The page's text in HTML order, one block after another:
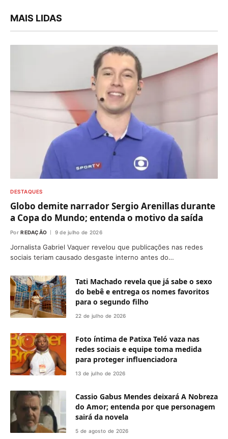
MAIS LIDAS
DESTAQUES
Globo demite narrador Sergio Arenillas durante
a Copa do Mundo; entenda o motivo da saída
Por REDAÇÃO 9 de julho de 2026
Jornalista Gabriel Vaquer revelou que publicações nas redes
sociais teriam causado desgaste interno antes do…
Tati Machado revela que já sabe o sexo
do bebê e entrega os nomes favoritos
para o segundo filho
22 de julho de 2026
Foto íntima de Patixa Teló vaza nas
redes sociais e equipe toma medida
para proteger influenciadora
13 de julho de 2026
Cassio Gabus Mendes deixará A Nobreza
do Amor; entenda por que personagem
sairá da novela
5 de agosto de 2026